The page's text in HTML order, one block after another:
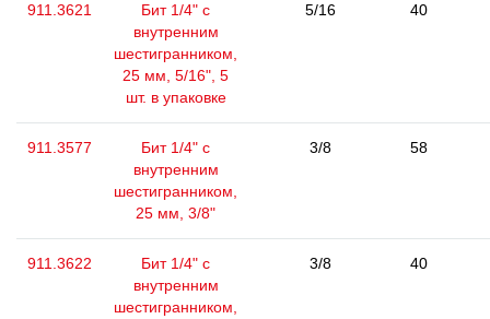
911.3621
Бит 1/4" с
внутренним
шестигранником,
25 мм, 5/16", 5
шт. в упаковке
5/16 40
911.3577
Бит 1/4" с
внутренним
шестигранником,
25 мм, 3/8"
3/8 58
911.3622
Бит 1/4" с
внутренним
шестигранником,
3/8 40